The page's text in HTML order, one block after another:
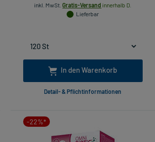
inkl. MwSt. Gratis-Versand innerhalb D.
Lieferbar
In den Warenkorb
Detail- & Pflichtinformationen
-22%*